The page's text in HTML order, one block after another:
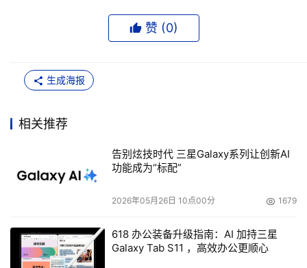
赞 (0)
生成海报
相关推荐
告别炫技时代 三星Galaxy系列让创新AI
功能成为“标配”
2026年05月26日 10点00分 1679
618 办公装备升级指南：AI 加持三星
Galaxy Tab S11 ，高效办公更顺心